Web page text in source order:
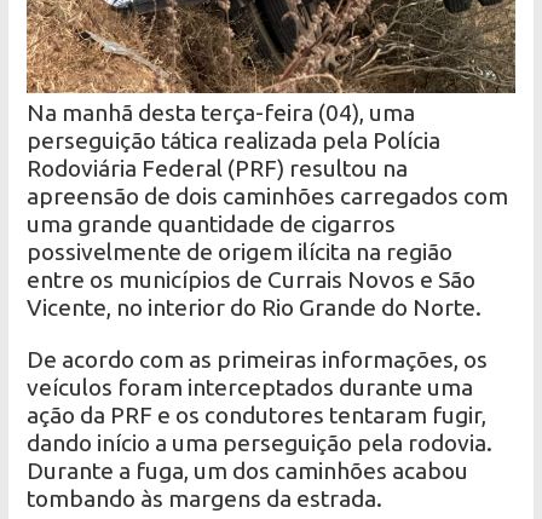
Na manhã desta terça-feira (04), uma
perseguição tática realizada pela Polícia
Rodoviária Federal (PRF) resultou na
apreensão de dois caminhões carregados com
uma grande quantidade de cigarros
possivelmente de origem ilícita na região
entre os municípios de Currais Novos e São
Vicente, no interior do Rio Grande do Norte.
De acordo com as primeiras informações, os
veículos foram interceptados durante uma
ação da PRF e os condutores tentaram fugir,
dando início a uma perseguição pela rodovia.
Durante a fuga, um dos caminhões acabou
tombando às margens da estrada.